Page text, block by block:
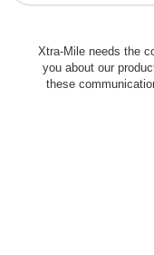
Xtra-Mile needs the
you about our
these